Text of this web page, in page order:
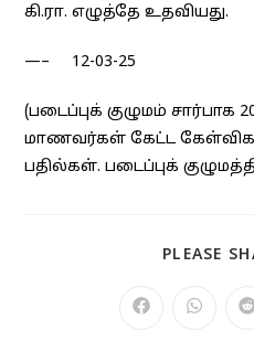
கி.ரா. எழுத்தே உதவியது.
—– 12-03-25
(படைப்புக் குழுமம்
மாணவர்கள் கேட்ட
பதில்கள். படைப்புக்
PLEASE
Opens
Opens